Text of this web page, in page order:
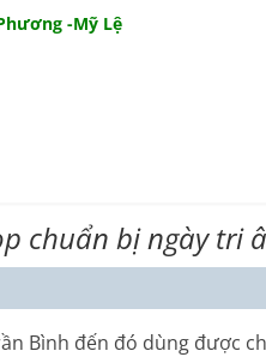
-Mỹ Lệ
chuẩn bị ngày tri
Bình đến đó dùng được